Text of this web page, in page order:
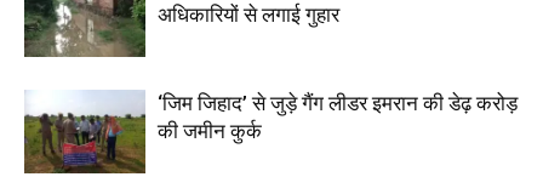
अधिकारियों से लगाई गुहार
‘जिम जिहाद’ से जुड़े गैंग लीडर इमरान की डेढ़ करोड़
की जमीन कुर्क